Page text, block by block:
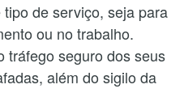
de serviço, seja para
ou no trabalho.
tráfego seguro dos seus
além do sigilo da